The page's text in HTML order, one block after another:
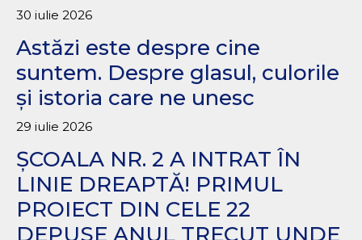
30 iulie 2026
Astăzi este despre cine
suntem. Despre glasul, culorile
și istoria care ne unesc
29 iulie 2026
ȘCOALA NR. 2 A INTRAT ÎN
LINIE DREAPTĂ! PRIMUL
PROIECT DIN CELE 22
DEPUSE ANUL TRECUT UNDE